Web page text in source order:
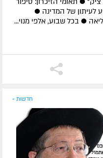
לעיתון של המדינה ●
● בכל שבוע, אלפי מנוי...
חדשות »